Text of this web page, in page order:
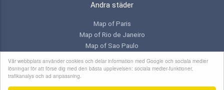
Vår webbplats använder cookies och delar information med Google och sociala medier
lösningar för att förse dig med den bästa upplevelsen: sociala medier-funktioner,
trafikanalys och ad anpassning.
Andra städer
Map of Paris
Map of Rio de Janeiro
Map of Sao Paulo